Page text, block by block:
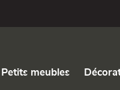
Petits meubles